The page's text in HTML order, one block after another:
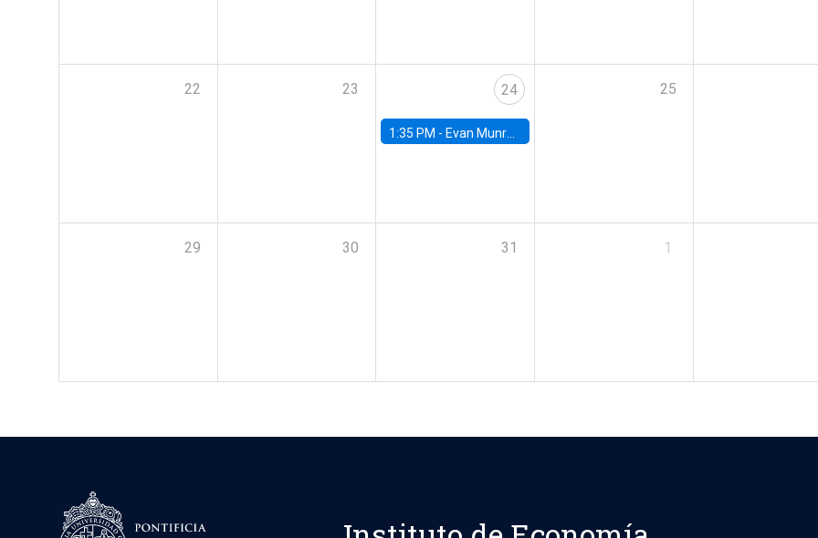
22 23 24
1:35 PM - Evan Munro, Neyman Visiting Assistant Professor in the Department of Statistics at UC Berkeley
25
29 30 31 1